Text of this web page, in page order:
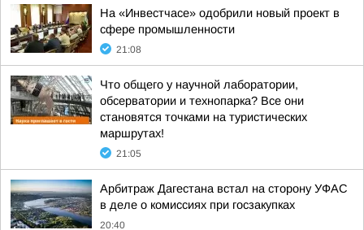
На «Инвестчасе» одобрили новый проект в
сфере промышленности
21:08
Что общего у научной лаборатории,
обсерватории и технопарка? Все они
становятся точками на туристических
маршрутах!
21:05
Арбитраж Дагестана встал на сторону УФАС
в деле о комиссиях при госзакупках
20:40